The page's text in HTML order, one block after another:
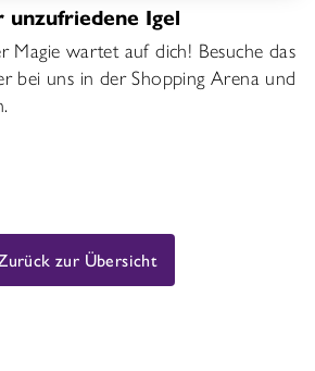
unzufriedene Igel
Magie wartet auf dich! Besuche das
bei uns in der Shopping Arena und
zur Übersicht